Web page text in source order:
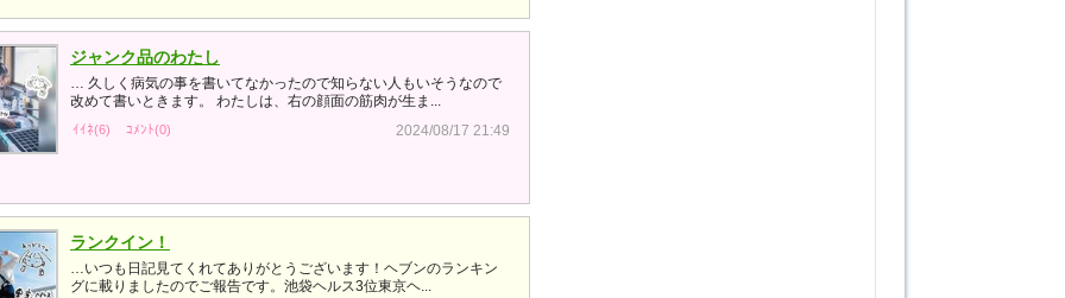
ジャンク品のわたし
… 久しく病気の事を書いてなかったので知らない人もいそうなので
改めて書いときます。 わたしは、右の顔面の筋肉が生ま...
ｲｲﾈ(6) ｺﾒﾝﾄ(0) 2024/08/17 21:49
ランクイン！
…いつも日記見てくれてありがとうございます！ヘブンのランキン
グに載りましたのでご報告です。池袋ヘルス3位東京ヘ...